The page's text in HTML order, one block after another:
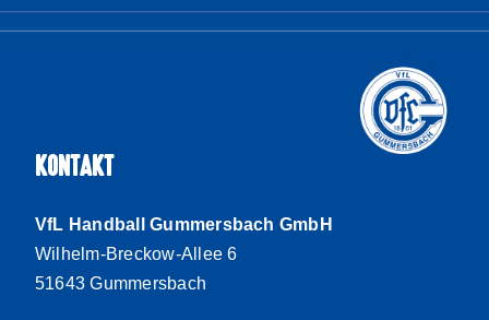
KONTAKT
VfL Handball Gummersbach GmbH
Wilhelm-Breckow-Allee 6
51643 Gummersbach